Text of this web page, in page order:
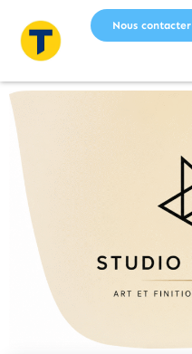
Nous contacter